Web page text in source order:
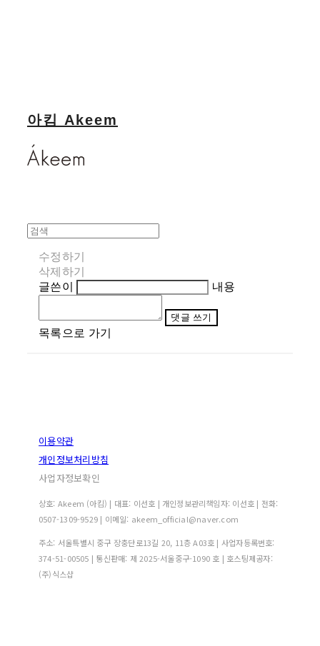
아킴 Akeem
수정하기
삭제하기
글쓴이
내용
댓글 쓰기
목록으로 가기
이용약관
개인정보처리방침
사업자정보확인
상호: Akeem (아킴) | 대표: 이선호 | 개인정보관리책임자: 이선호 | 전화:
0507-1309-9529 | 이메일: akeem_official@naver.com
주소: 서울특별시 중구 장충단로13길 20, 11층 A03호 | 사업자등록번호:
374-51-00505 | 통신판매: 제 2025-서울중구-1090 호 | 호스팅제공자:
(주)식스샵